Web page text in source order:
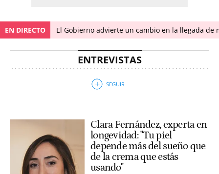
EN DIRECTO El Gobierno advierte un cambio en la llegada
ENTREVISTAS
Clara Fernández, experta en
longevidad: "Tu piel
depende más del sueño que
de la crema que estás
usando"